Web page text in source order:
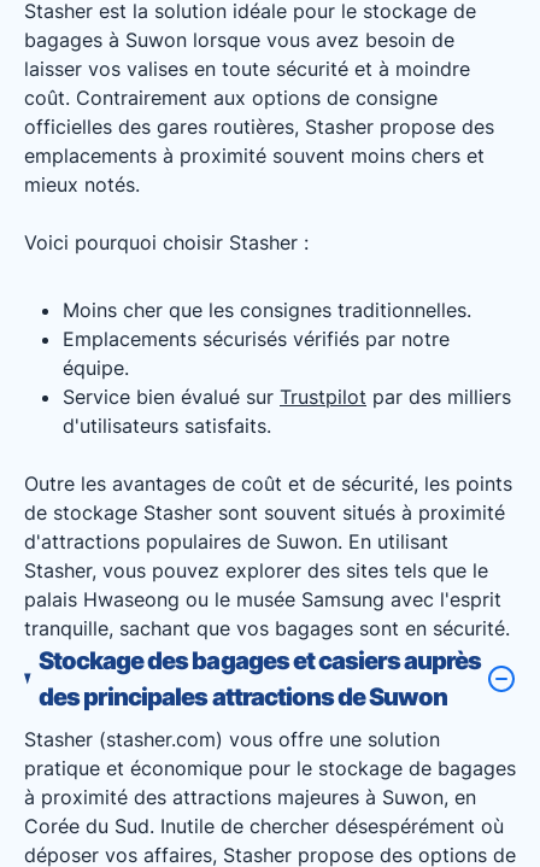
Stasher est la solution idéale pour le stockage de
bagages à Suwon lorsque vous avez besoin de
laisser vos valises en toute sécurité et à moindre
coût. Contrairement aux options de consigne
officielles des gares routières, Stasher propose des
emplacements à proximité souvent moins chers et
mieux notés.
Voici pourquoi choisir Stasher :
Moins cher que les consignes traditionnelles.
Emplacements sécurisés vérifiés par notre
équipe.
Service bien évalué sur Trustpilot par des milliers
d'utilisateurs satisfaits.
Outre les avantages de coût et de sécurité, les points
de stockage Stasher sont souvent situés à proximité
d'attractions populaires de Suwon. En utilisant
Stasher, vous pouvez explorer des sites tels que le
palais Hwaseong ou le musée Samsung avec l'esprit
tranquille, sachant que vos bagages sont en sécurité.
Stockage des bagages et casiers auprès
des principales attractions de Suwon
Stasher (stasher.com) vous offre une solution
pratique et économique pour le stockage de bagages
à proximité des attractions majeures à Suwon, en
Corée du Sud. Inutile de chercher désespérément où
déposer vos affaires, Stasher propose des options de